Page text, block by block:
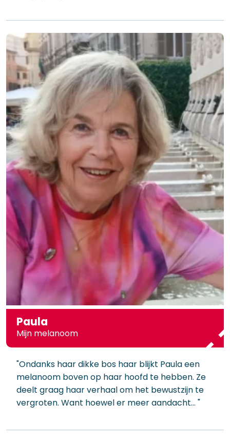
Paula
Mijn melanoom
"Ondanks haar dikke bos haar blijkt Paula een
melanoom boven op haar hoofd te hebben. Ze
deelt graag haar verhaal om het bewustzijn te
vergroten. Want hoewel er meer aandacht… "